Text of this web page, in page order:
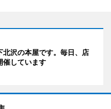
北沢の本屋です。毎日、店
催しています